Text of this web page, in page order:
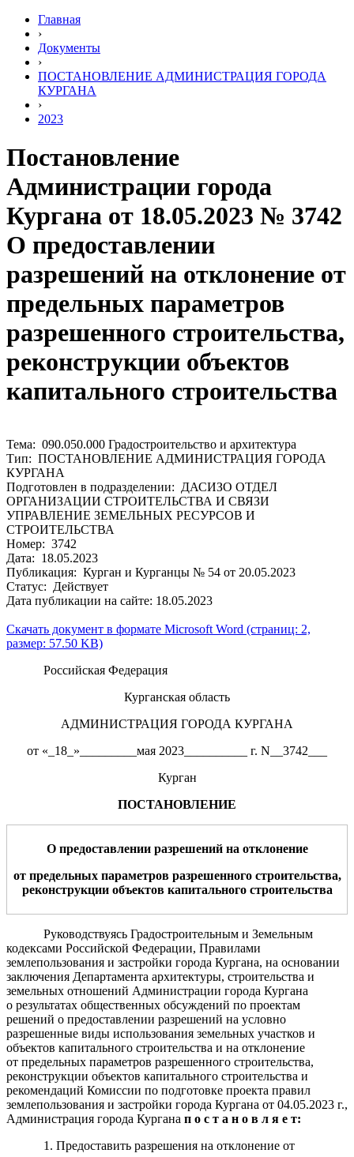
Главная
›
Документы
›
ПОСТАНОВЛЕНИЕ АДМИНИСТРАЦИЯ ГОРОДА
КУРГАНА
›
2023
Постановление
Администрации города
Кургана от 18.05.2023 № 3742
О предоставлении
разрешений на отклонение от
предельных параметров
разрешенного строительства,
реконструкции объектов
капитального строительства
Тема: 090.050.000 Градостроительство и архитектура
Тип: ПОСТАНОВЛЕНИЕ АДМИНИСТРАЦИЯ ГОРОДА
КУРГАНА
Подготовлен в подразделении: ДАСИЗО ОТДЕЛ
ОРГАНИЗАЦИИ СТРОИТЕЛЬСТВА И СВЯЗИ
УПРАВЛЕНИЕ ЗЕМЕЛЬНЫХ РЕСУРСОВ И
СТРОИТЕЛЬСТВА
Номер: 3742
Дата: 18.05.2023
Публикация: Курган и Курганцы № 54 от 20.05.2023
Статус: Действует
Дата публикации на сайте: 18.05.2023
Скачать документ в формате Microsoft Word (страниц: 2,
размер: 57.50 KB)
Российская Федерация
Курганская область
АДМИНИСТРАЦИЯ ГОРОДА КУРГАНА
от «_18_»_________мая 2023__________ г. N__3742___
Курган
ПОСТАНОВЛЕНИЕ
О предоставлении разрешений на отклонение
от предельных параметров разрешенного строительства,
реконструкции объектов капитального строительства
Руководствуясь Градостроительным и Земельным
кодексами Российской Федерации, Правилами
землепользования и застройки города Кургана, на основании
заключения Департамента архитектуры, строительства и
земельных отношений Администрации города Кургана
о результатах общественных обсуждений по проектам
решений о предоставлении разрешений на условно
разрешенные виды использования земельных участков и
объектов капитального строительства и на отклонение
от предельных параметров разрешенного строительства,
реконструкции объектов капитального строительства и
рекомендаций Комиссии по подготовке проекта правил
землепользования и застройки города Кургана от 04.05.2023 г.,
Администрация города Кургана п о с т а н о в л я е т:
1. Предоставить разрешения на отклонение от